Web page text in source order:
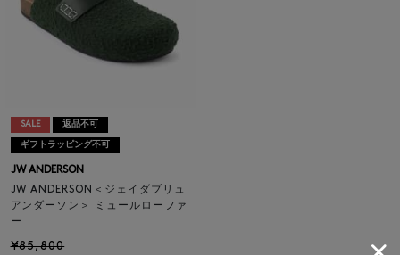
SALE 返品不可
ギフトラッピング不可
JW ANDERSON
JW ANDERSON＜ジェイダブリュ
アンダーソン＞ ミュールローファ
ー
¥85,800